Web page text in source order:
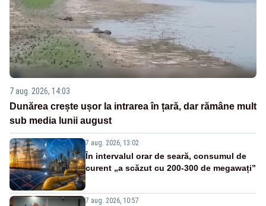
7 aug. 2026, 14:03
Dunărea crește ușor la intrarea în țară, dar rămâne mult
sub media lunii august
7 aug. 2026, 13:02
În intervalul orar de seară, consumul de
curent „a scăzut cu 200-300 de megawați”
7 aug. 2026, 10:57